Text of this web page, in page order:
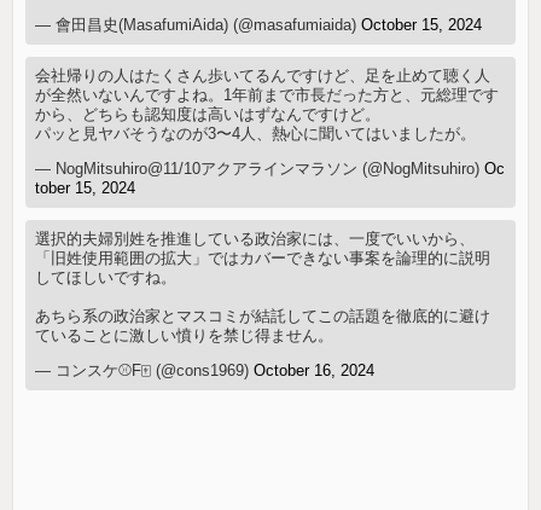
— 會田昌史(MasafumiAida) (@masafumiaida)October 15, 2024
会社帰りの人はたくさん歩いてるんですけど、足を止めて聴く人
が全然いないんですよね。1年前まで市長だった方と、元総理です
から、どちらも認知度は高いはずなんですけど。
パッと見ヤバそうなのが3〜4人、熱心に聞いてはいましたが。
— NogMitsuhiro@11/10アクアラインマラソン (@NogMitsuhiro)Oc
tober 15, 2024
選択的夫婦別姓を推進している政治家には、一度でいいから、
「旧姓使用範囲の拡大」ではカバーできない事案を論理的に説明
してほしいですね。
あちら系の政治家とマスコミが結託してこの話題を徹底的に避け
ていることに激しい憤りを禁じ得ません。
— コンスケ⚾️F🀄️ (@cons1969)October 16, 2024